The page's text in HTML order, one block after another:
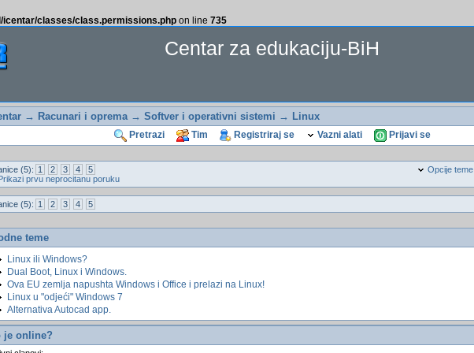
icentar/classes/class.permissions.php on line 735
Centar za edukaciju-BiH
→ Racunari i oprema→ Softver i operativni sistemi → Linux
Pretrazi Tim Registriraj se Vazni alati Prijavi se
Opcije teme
(5): 1 2 3 4
5
prvu neprocitanu poruku
(5): 1 2 3 4 5
teme
Linux ili Windows?
Dual Boot, Linux i Windows.
Ova EU zemlja napushta Windows i Office i prelazi na Linux!
Linux u "odjeći" Windows 7
Alternativa Autocad app.
je online?